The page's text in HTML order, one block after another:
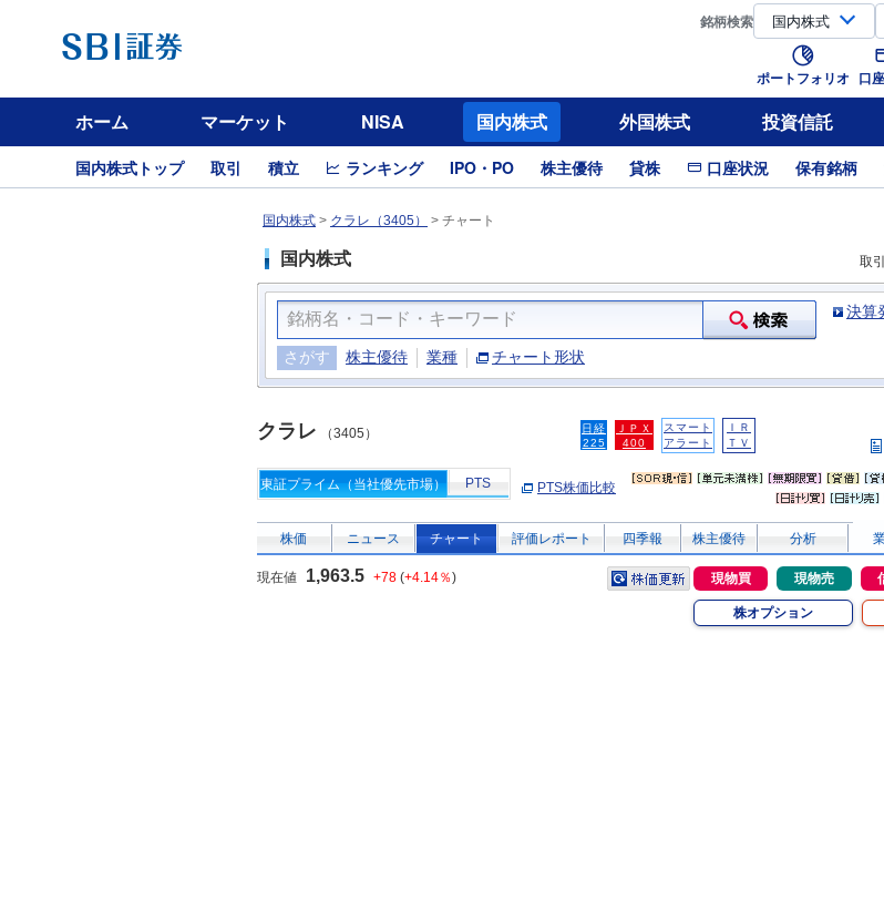
銘柄検索
ポートフォリオ 口
ホーム マーケット NISA 国内株式 外国株式 投資信託
国内株式トップ 取引 積立 ランキング IPO・PO 株主優待 貸株 口座状況 保有銘柄
国内株式 > クラレ（3405） > チャート
国内株式 取
決算
さがす 株主優待 業種 チャート形状
クラレ （3405）
日経
225
ＪＰＸ
400
スマート
アラート
ＩＲ
ＴＶ
東証プライム（当社優先市場） PTS PTS株価比較
株価 ニュース チャート 評価レポート 四季報 株主優待 分析
現在値 1,963.5 +78 (+4.14％) 現物買 現物売
株オプション